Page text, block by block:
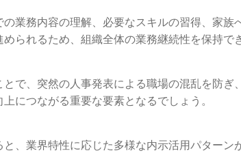
業務内容の理解、必要なスキルの習得、家
られるため、組織全体の業務継続性を保持で
で、突然の人事発表による職場の混乱を防
につながる重要な要素となるでしょう。
、業界特性に応じた多様な内示活用パターン